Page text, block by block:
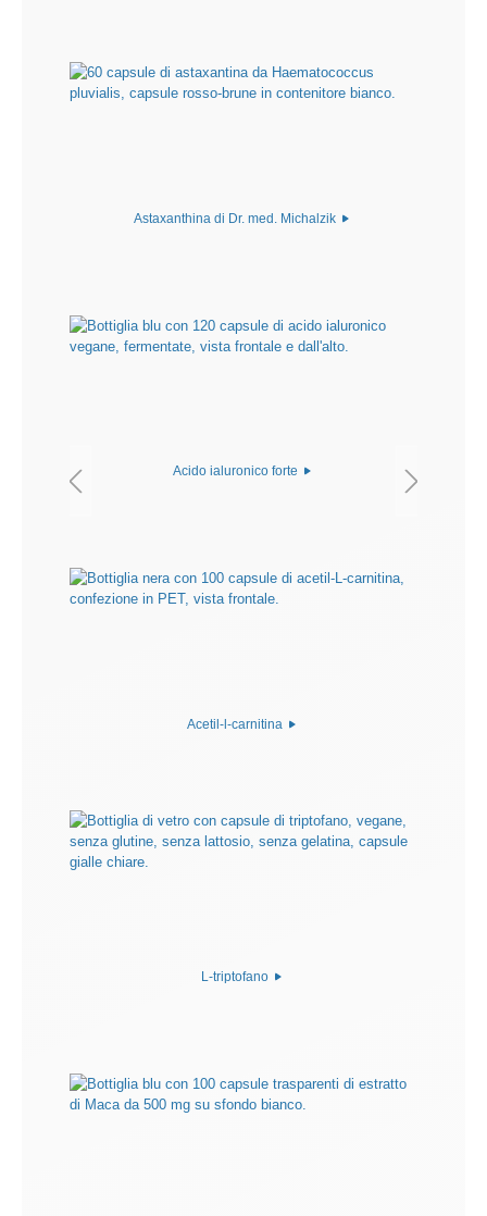
Astaxanthina di Dr. med. Michalzik
Acido ialuronico forte
Acetil-l-carnitina
L-triptofano